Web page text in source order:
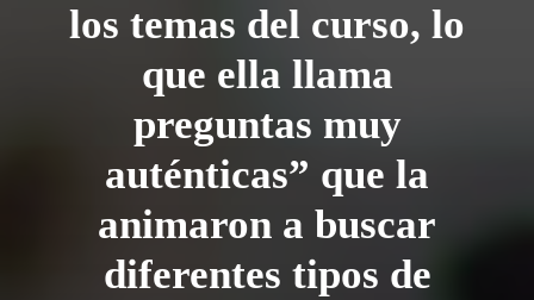
los temas del curso, lo
que ella llama
preguntas muy
auténticas” que la
animaron a buscar
diferentes tipos de